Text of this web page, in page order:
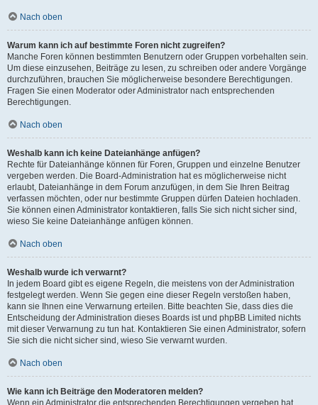
Nach oben
Warum kann ich auf bestimmte Foren nicht zugreifen?
Manche Foren können bestimmten Benutzern oder Gruppen vorbehalten sein.
Um diese einzusehen, Beiträge zu lesen, zu schreiben oder andere Vorgänge
durchzuführen, brauchen Sie möglicherweise besondere Berechtigungen.
Fragen Sie einen Moderator oder Administrator nach entsprechenden
Berechtigungen.
Nach oben
Weshalb kann ich keine Dateianhänge anfügen?
Rechte für Dateianhänge können für Foren, Gruppen und einzelne Benutzer
vergeben werden. Die Board-Administration hat es möglicherweise nicht
erlaubt, Dateianhänge in dem Forum anzufügen, in dem Sie Ihren Beitrag
verfassen möchten, oder nur bestimmte Gruppen dürfen Dateien hochladen.
Sie können einen Administrator kontaktieren, falls Sie sich nicht sicher sind,
wieso Sie keine Dateianhänge anfügen können.
Nach oben
Weshalb wurde ich verwarnt?
In jedem Board gibt es eigene Regeln, die meistens von der Administration
festgelegt werden. Wenn Sie gegen eine dieser Regeln verstoßen haben,
kann sie Ihnen eine Verwarnung erteilen. Bitte beachten Sie, dass dies die
Entscheidung der Administration dieses Boards ist und phpBB Limited nichts
mit dieser Verwarnung zu tun hat. Kontaktieren Sie einen Administrator, sofern
Sie sich die nicht sicher sind, wieso Sie verwarnt wurden.
Nach oben
Wie kann ich Beiträge den Moderatoren melden?
Wenn ein Administrator die entsprechenden Berechtigungen vergeben hat,